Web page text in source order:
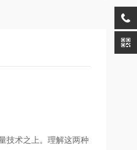
技术之上。理解这两种